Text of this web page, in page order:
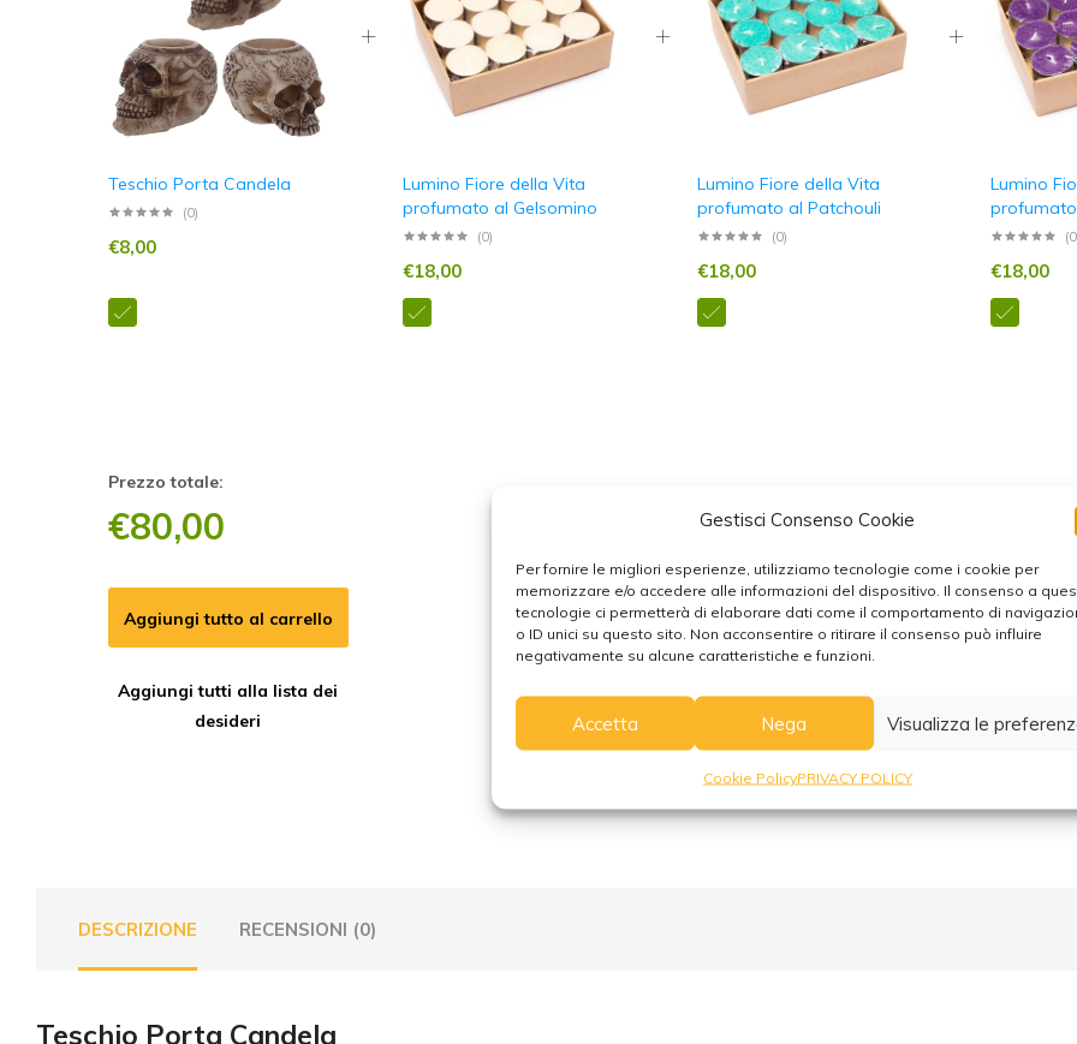
Gestisci Consenso Cookie
Per fornire le migliori esperienze, utilizziamo tecnologie come i cookie per
memorizzare e/o accedere alle informazioni del dispositivo. Il consenso a
tecnologie ci permetterà di elaborare dati come il comportamento di
o ID unici su questo sito. Non acconsentire o ritirare il consenso può influire
negativamente su alcune caratteristiche e funzioni.
Accetta Nega Visualizza le
Cookie PolicyPRIVACY POLICY
Teschio Porta Candela
(0)
€8,00
Lumino Fiore della Vita
profumato al Gelsomino
(0)
€18,00
Lumino Fiore della Vita
profumato al Patchouli
(0)
€18,00
Lumino
€18,00
Prezzo totale:
€80,00
Aggiungi tutto al carrello
Aggiungi tutti alla lista dei
desideri
DESCRIZIONE RECENSIONI (0)
Teschio Porta Candela